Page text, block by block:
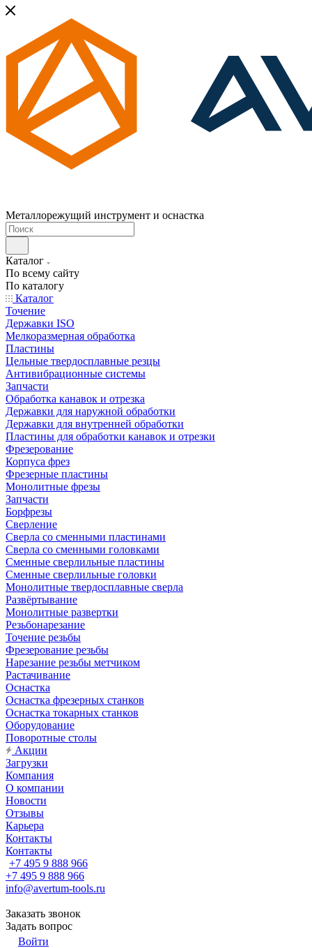
Металлорежущий инструмент и оснастка
Каталог
По всему сайту
По каталогу
Каталог
Точение
Державки ISO
Мелкоразмерная обработка
Пластины
Цельные твердосплавные резцы
Антивибрационные системы
Запчасти
Обработка канавок и отрезка
Державки для наружной обработки
Державки для внутренней обработки
Пластины для обработки канавок и отрезки
Фрезерование
Корпуса фрез
Фрезерные пластины
Монолитные фрезы
Запчасти
Борфрезы
Сверление
Сверла со сменными пластинами
Сверла со сменными головками
Сменные сверлильные пластины
Сменные сверлильные головки
Монолитные твердосплавные сверла
Развёртывание
Монолитные развертки
Резьбонарезание
Точение резьбы
Фрезерование резьбы
Нарезание резьбы метчиком
Растачивание
Оснастка
Оснастка фрезерных станков
Оснастка токарных станков
Оборудование
Поворотные столы
Акции
Загрузки
Компания
О компании
Новости
Отзывы
Карьера
Контакты
Контакты
+7 495 9 888 966
+7 495 9 888 966
info@avertum-tools.ru
Заказать звонок
Задать вопрос
Войти